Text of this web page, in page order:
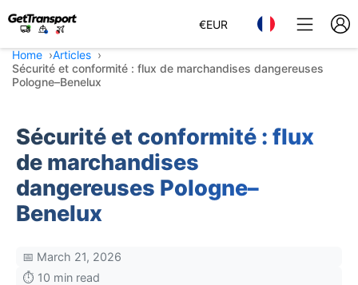
€EUR
Home
Articles
Sécurité et conformité : flux de marchandises dangereuses
Pologne–Benelux
Sécurité et conformité : flux
de marchandises
dangereuses Pologne–
Benelux
📅 March 21, 2026
⏱️ 10 min read